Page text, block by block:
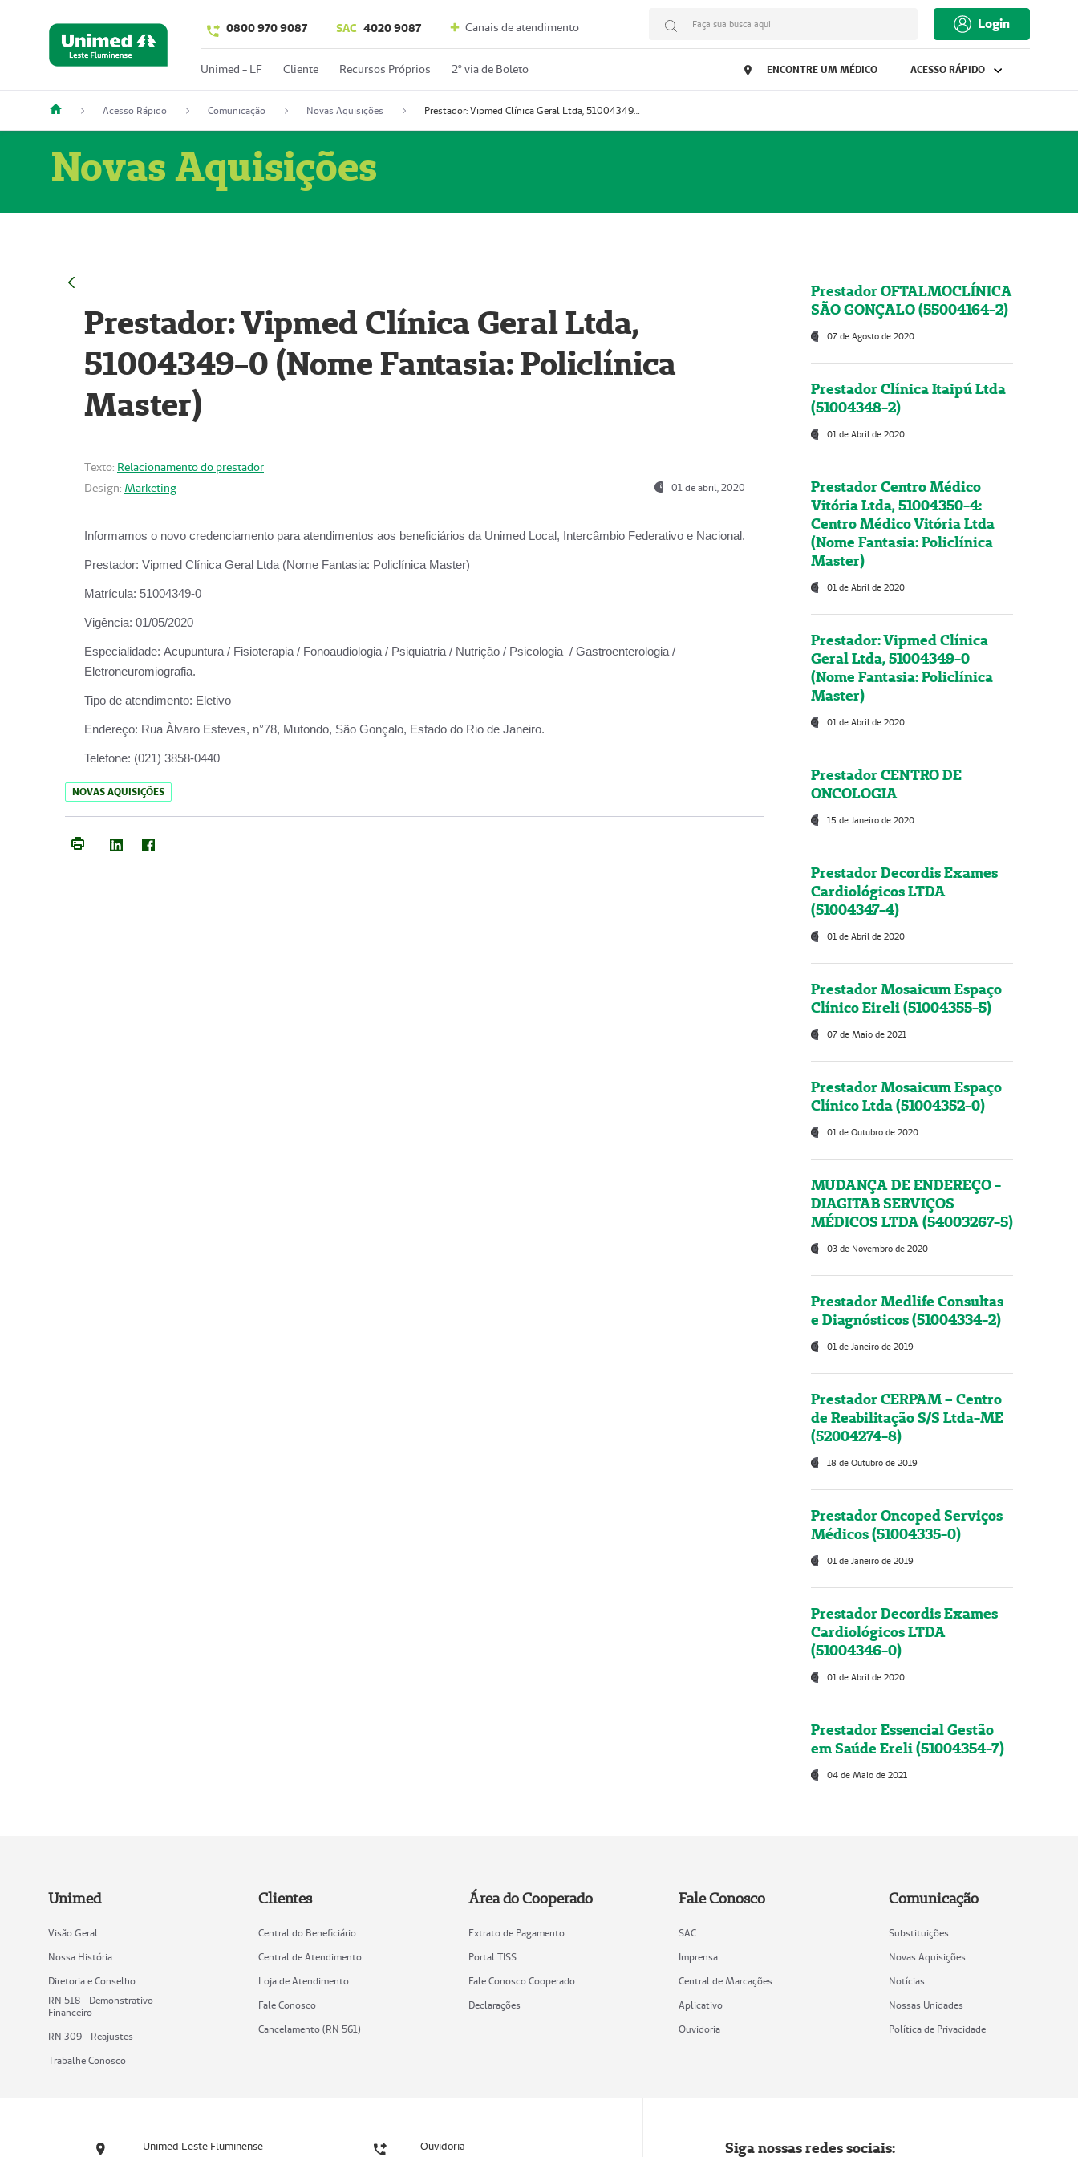
0800 970 9087 SAC 4020 9087 Canais de atendimento Faça sua busca aqui Login
Unimed - LF Cliente Recursos Próprios 2º via de Boleto ENCONTRE UM MÉDICO ACESSO RÁPIDO
Acesso Rápido Comunicação Novas Aquisições Prestador: Vipmed Clínica Geral Ltda, 51004349-0 (Nome Fantasia: Policlínica Master)
Novas Aquisições
Prestador: Vipmed Clínica Geral Ltda,
51004349-0 (Nome Fantasia: Policlínica
Master)
Texto: Relacionamento do prestador
Design: Marketing 01 de abril, 2020
Informamos o novo credenciamento para atendimentos aos beneficiários da Unimed Local, Intercâmbio Federativo e Nacional.
Prestador: Vipmed Clínica Geral Ltda (Nome Fantasia: Policlínica Master)
Matrícula: 51004349-0
Vigência: 01/05/2020
Especialidade: Acupuntura / Fisioterapia / Fonoaudiologia / Psiquiatria / Nutrição / Psicologia / Gastroenterologia /
Eletroneuromiografia.
Tipo de atendimento: Eletivo
Endereço: Rua Àlvaro Esteves, n°78, Mutondo, São Gonçalo, Estado do Rio de Janeiro.
Telefone: (021) 3858-0440
NOVAS AQUISIÇÕES
Prestador OFTALMOCLÍNICA
SÃO GONÇALO (55004164-2)
07 de Agosto de 2020
Prestador Clínica Itaipú Ltda
(51004348-2)
01 de Abril de 2020
Prestador Centro Médico
Vitória Ltda, 51004350-4:
Centro Médico Vitória Ltda
(Nome Fantasia: Policlínica
Master)
01 de Abril de 2020
Prestador: Vipmed Clínica
Geral Ltda, 51004349-0
(Nome Fantasia: Policlínica
Master)
01 de Abril de 2020
Prestador CENTRO DE
ONCOLOGIA
15 de Janeiro de 2020
Prestador Decordis Exames
Cardiológicos LTDA
(51004347-4)
01 de Abril de 2020
Prestador Mosaicum Espaço
Clínico Eireli (51004355-5)
07 de Maio de 2021
Prestador Mosaicum Espaço
Clínico Ltda (51004352-0)
01 de Outubro de 2020
MUDANÇA DE ENDEREÇO -
DIAGITAB SERVIÇOS
MÉDICOS LTDA (54003267-5)
03 de Novembro de 2020
Prestador Medlife Consultas
e Diagnósticos (51004334-2)
01 de Janeiro de 2019
Prestador CERPAM – Centro
de Reabilitação S/S Ltda-ME
(52004274-8)
18 de Outubro de 2019
Prestador Oncoped Serviços
Médicos (51004335-0)
01 de Janeiro de 2019
Prestador Decordis Exames
Cardiológicos LTDA
(51004346-0)
01 de Abril de 2020
Prestador Essencial Gestão
em Saúde Ereli (51004354-7)
04 de Maio de 2021
Unimed
Visão Geral
Nossa História
Diretoria e Conselho
RN 518 - Demonstrativo
Financeiro
RN 309 - Reajustes
Trabalhe Conosco
Clientes
Central do Beneficiário
Central de Atendimento
Loja de Atendimento
Fale Conosco
Cancelamento (RN 561)
Área do Cooperado
Extrato de Pagamento
Portal TISS
Fale Conosco Cooperado
Declarações
Fale Conosco
SAC
Imprensa
Central de Marcações
Aplicativo
Ouvidoria
Comunicação
Substituições
Novas Aquisições
Notícias
Nossas Unidades
Política de Privacidade
Unimed Leste Fluminense Ouvidoria Siga nossas redes sociais: